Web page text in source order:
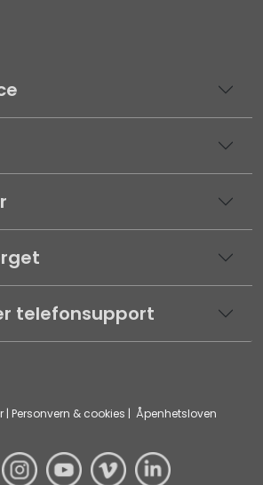
telefonsupport
| Personvern & cookies | Åpenhetsloven